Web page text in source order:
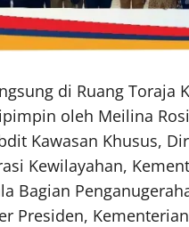
di Ruang Toraja
oleh Meilina
Kawasan Khusus,
Kewilayahan,
Bagian
Presiden,